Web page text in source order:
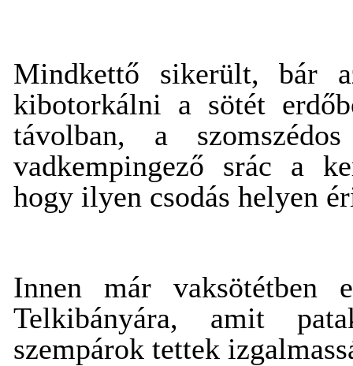
Mindkettő sikerült, bár
kibotorkálni a sötét
távolban, a
vadkempingező srác a
hogy ilyen csodás helyen
Innen már vaksötétben
Telkibányára, amit
szempárok tettek